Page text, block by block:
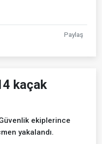
Paylaş
kaçak
ekiplerince
yakalandı.